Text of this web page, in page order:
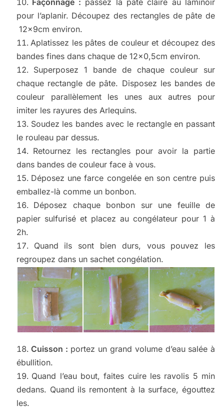
Façonnage : passez la pâte claire au laminoir
pour l’aplanir. Découpez des rectangles de pâte de
12x9cm environ.
Aplatissez les pâtes de couleur et découpez des
bandes fines dans chaque de 12×0,5cm environ.
Superposez 1 bande de chaque couleur sur
chaque rectangle de pâte. Disposez les bandes de
couleur parallèlement les unes aux autres pour
imiter les rayures des Arlequins.
Soudez les bandes avec le rectangle en passant
le rouleau par dessus.
Retournez les rectangles pour avoir la partie
dans bandes de couleur face à vous.
Déposez une farce congelée en son centre puis
emballez-là comme un bonbon.
Déposez chaque bonbon sur une feuille de
papier sulfurisé et placez au congélateur pour 1 à
2h.
Quand ils sont bien durs, vous pouvez les
regroupez dans un sachet congélation.
Cuisson : portez un grand volume d’eau salée à
ébullition.
Quand l’eau bout, faites cuire les ravolis 5 min
dedans. Quand ils remontent à la surface, égouttez
les.